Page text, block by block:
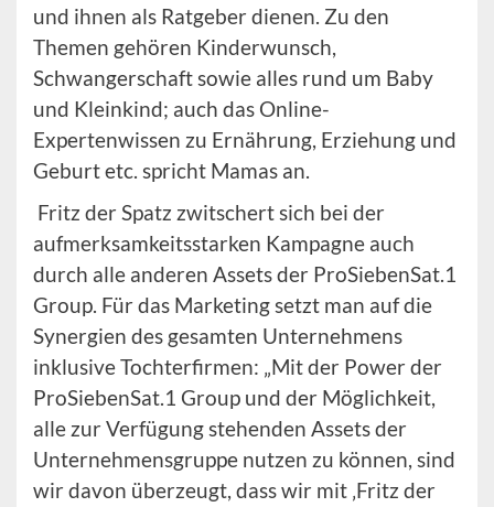
und ihnen als Ratgeber dienen. Zu den
Themen gehören Kinderwunsch,
Schwangerschaft sowie alles rund um Baby
und Kleinkind; auch das Online-
Expertenwissen zu Ernährung, Erziehung und
Geburt etc. spricht Mamas an.
Fritz der Spatz zwitschert sich bei der
aufmerksamkeitsstarken Kampagne auch
durch alle anderen Assets der ProSiebenSat.1
Group. Für das Marketing setzt man auf die
Synergien des gesamten Unternehmens
inklusive Tochterfirmen: „Mit der Power der
ProSiebenSat.1 Group und der Möglichkeit,
alle zur Verfügung stehenden Assets der
Unternehmensgruppe nutzen zu können, sind
wir davon überzeugt, dass wir mit ‚Fritz der